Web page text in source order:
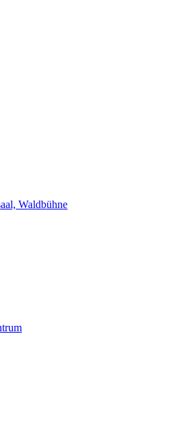
Waldbühne